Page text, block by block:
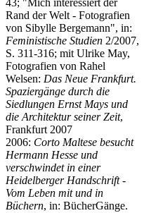
43; "Mich interessiert der
Rand der Welt - Fotografien
von Sibylle Bergemann", in:
Feministische Studien 2/2007,
S. 311-316; mit Ulrike May,
Fotografien von Rahel
Welsen: Das Neue Frankfurt.
Spaziergänge durch die
Siedlungen Ernst Mays und
die Architektur seiner Zeit,
Frankfurt 2007
2006: Corto Maltese besucht
Hermann Hesse und
verschwindet in einer
Heidelberger Handschrift -
Vom Leben mit und in
Büchern, in: BücherGänge.